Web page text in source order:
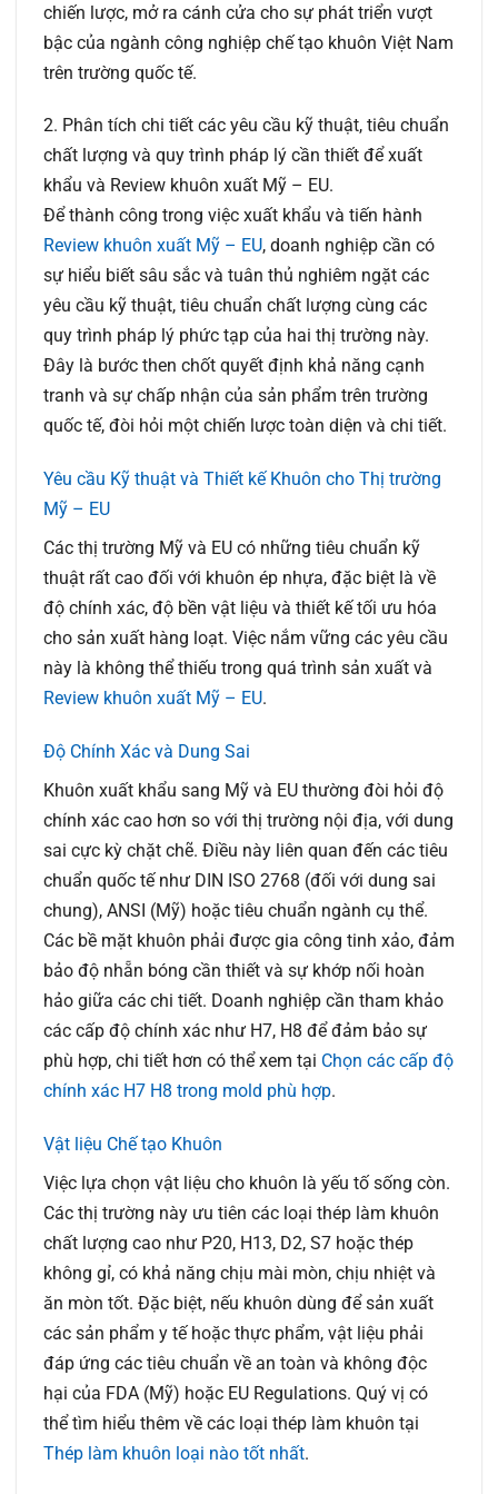
chiến lược, mở ra cánh cửa cho sự phát triển vượt
bậc của ngành công nghiệp chế tạo khuôn Việt Nam
trên trường quốc tế.
2. Phân tích chi tiết các yêu cầu kỹ thuật, tiêu chuẩn
chất lượng và quy trình pháp lý cần thiết để xuất
khẩu và Review khuôn xuất Mỹ – EU.
Để thành công trong việc xuất khẩu và tiến hành
Review khuôn xuất Mỹ – EU, doanh nghiệp cần có
sự hiểu biết sâu sắc và tuân thủ nghiêm ngặt các
yêu cầu kỹ thuật, tiêu chuẩn chất lượng cùng các
quy trình pháp lý phức tạp của hai thị trường này.
Đây là bước then chốt quyết định khả năng cạnh
tranh và sự chấp nhận của sản phẩm trên trường
quốc tế, đòi hỏi một chiến lược toàn diện và chi tiết.
Yêu cầu Kỹ thuật và Thiết kế Khuôn cho Thị trường
Mỹ – EU
Các thị trường Mỹ và EU có những tiêu chuẩn kỹ
thuật rất cao đối với khuôn ép nhựa, đặc biệt là về
độ chính xác, độ bền vật liệu và thiết kế tối ưu hóa
cho sản xuất hàng loạt. Việc nắm vững các yêu cầu
này là không thể thiếu trong quá trình sản xuất và
Review khuôn xuất Mỹ – EU.
Độ Chính Xác và Dung Sai
Khuôn xuất khẩu sang Mỹ và EU thường đòi hỏi độ
chính xác cao hơn so với thị trường nội địa, với dung
sai cực kỳ chặt chẽ. Điều này liên quan đến các tiêu
chuẩn quốc tế như DIN ISO 2768 (đối với dung sai
chung), ANSI (Mỹ) hoặc tiêu chuẩn ngành cụ thể.
Các bề mặt khuôn phải được gia công tinh xảo, đảm
bảo độ nhẵn bóng cần thiết và sự khớp nối hoàn
hảo giữa các chi tiết. Doanh nghiệp cần tham khảo
các cấp độ chính xác như H7, H8 để đảm bảo sự
phù hợp, chi tiết hơn có thể xem tại Chọn các cấp độ
chính xác H7 H8 trong mold phù hợp.
Vật liệu Chế tạo Khuôn
Việc lựa chọn vật liệu cho khuôn là yếu tố sống còn.
Các thị trường này ưu tiên các loại thép làm khuôn
chất lượng cao như P20, H13, D2, S7 hoặc thép
không gỉ, có khả năng chịu mài mòn, chịu nhiệt và
ăn mòn tốt. Đặc biệt, nếu khuôn dùng để sản xuất
các sản phẩm y tế hoặc thực phẩm, vật liệu phải
đáp ứng các tiêu chuẩn về an toàn và không độc
hại của FDA (Mỹ) hoặc EU Regulations. Quý vị có
thể tìm hiểu thêm về các loại thép làm khuôn tại
Thép làm khuôn loại nào tốt nhất.